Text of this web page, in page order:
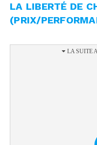
LA LIBERTÉ DE
(PRIX/